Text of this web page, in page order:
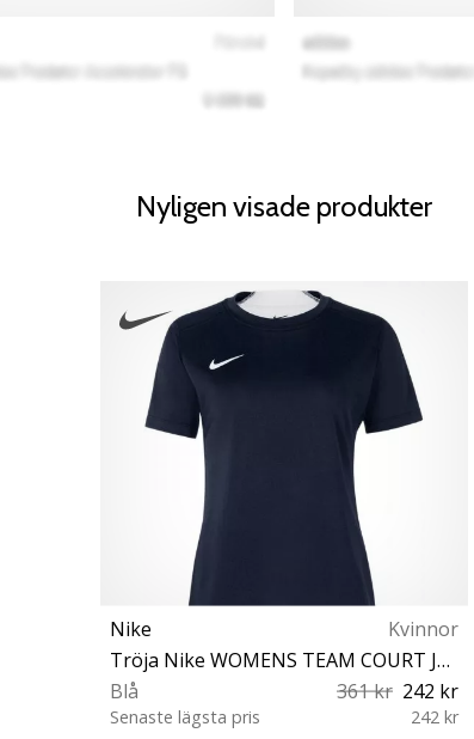
Nyligen visade produkter
Nike
Kvinnor
Tröja Nike WOMENS TEAM COURT JERSEY SHORT SLEEVE
Blå
361 kr 242 kr
Senaste lägsta pris 242 kr